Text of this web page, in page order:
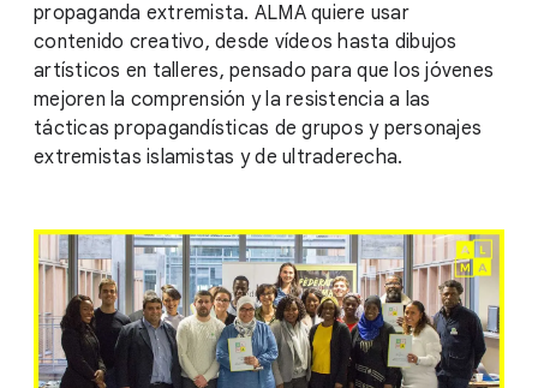
propaganda extremista. ALMA quiere usar
contenido creativo, desde vídeos hasta dibujos
artísticos en talleres, pensado para que los jóvenes
mejoren la comprensión y la resistencia a las
tácticas propagandísticas de grupos y personajes
extremistas islamistas y de ultraderecha.